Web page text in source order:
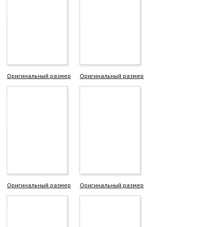
Оригинальный размер Оригинальный размер
Оригинальный размер Оригинальный размер